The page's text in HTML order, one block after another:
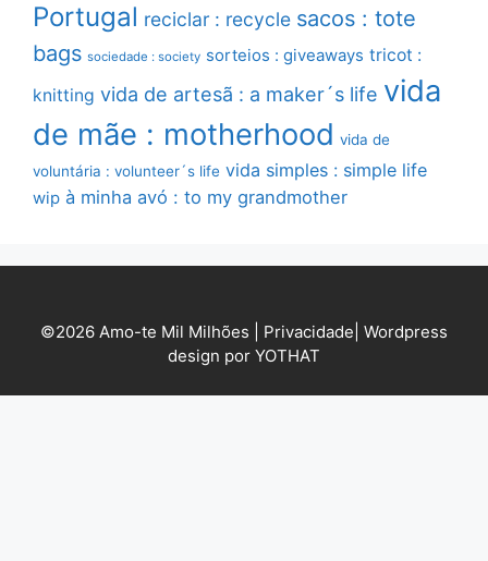
Portugal reciclar : recycle sacos : tote
bags sociedade : society sorteios : giveaways tricot :
knitting vida de artesã : a maker´s life vida
de mãe : motherhood vida de
voluntária : volunteer´s life vida simples : simple life
wip à minha avó : to my grandmother
©2026 Amo-te Mil Milhões | Privacidade Wordpress
design por YOTHAT